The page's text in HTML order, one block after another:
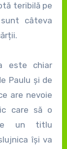
teribilă pe
câteva
este chiar
Paulu și de
are nevoie
care să o
un titlu
își va